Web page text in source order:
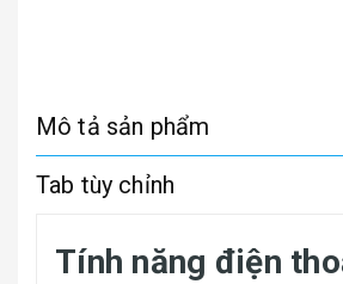
Mô tả sản phẩm
Tab tùy chỉnh
Tính năng điện